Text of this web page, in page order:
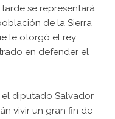
se representará
de la Sierra
le otorgó el rey
en defender el
diputado Salvador
vivir un gran fin de